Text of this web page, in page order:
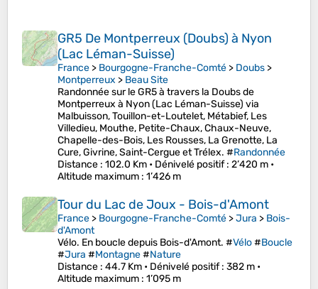
GR5 De Montperreux (Doubs) à Nyon
(Lac Léman-Suisse)
France > Bourgogne-Franche-Comté > Doubs >
Montperreux > Beau Site
Randonnée sur le GR5 à travers la Doubs de
Montperreux à Nyon (Lac Léman-Suisse) via
Malbuisson, Touillon-et-Loutelet, Métabief, Les
Villedieu, Mouthe, Petite-Chaux, Chaux-Neuve,
Chapelle-des-Bois, Les Rousses, La Grenotte, La
Cure, Givrine, Saint-Cergue et Trélex. #Randonnée
Distance : 102.0 Km • Dénivelé positif: 2’420 m •
Altitude maximum : 1’426 m
Tour du Lac de Joux - Bois-d'Amont
France > Bourgogne-Franche-Comté >Jura > Bois-
d'Amont
Vélo. En boucle depuis Bois-d'Amont. #Vélo#Boucle
#Jura #Montagne#Nature
Distance : 44.7 Km • Dénivelé positif: 382 m •
Altitude maximum : 1’095 m